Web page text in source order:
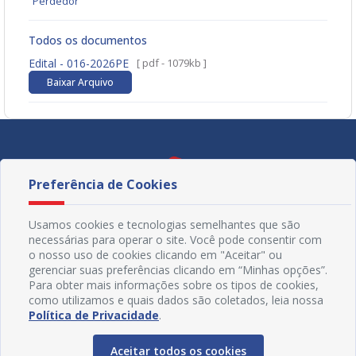
Todos os documentos
Edital - 016-2026PE
[ pdf - 1079kb ]
Baixar Arquivo
Redes Sociais
Preferência de Cookies
Usamos cookies e tecnologias semelhantes que são
necessárias para operar o site. Você pode consentir com
o nosso uso de cookies clicando em "Aceitar" ou
gerenciar suas preferências clicando em “Minhas opções”.
Para obter mais informações sobre os tipos de cookies,
como utilizamos e quais dados são coletados, leia nossa
Política de Privacidade.
Aceitar todos os cookies